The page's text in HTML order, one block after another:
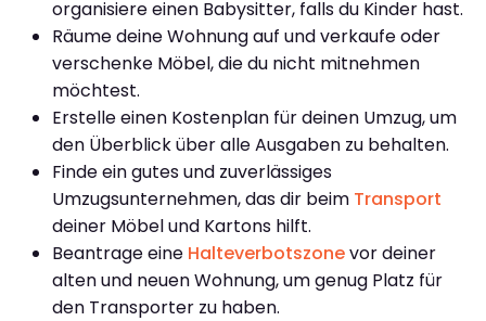
organisiere einen Babysitter, falls du Kinder hast.
Räume deine Wohnung auf und verkaufe oder
verschenke Möbel, die du nicht mitnehmen
möchtest.
Erstelle einen Kostenplan für deinen Umzug, um
den Überblick über alle Ausgaben zu behalten.
Finde ein gutes und zuverlässiges
Umzugsunternehmen, das dir beim Transport
deiner Möbel und Kartons hilft.
Beantrage eine Halteverbotszonevor deiner
alten und neuen Wohnung, um genug Platz für
den Transporter zu haben.